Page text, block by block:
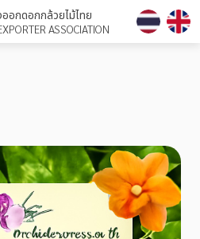
อกดอกกล้วยไม้ไทย
ASSOCIATION